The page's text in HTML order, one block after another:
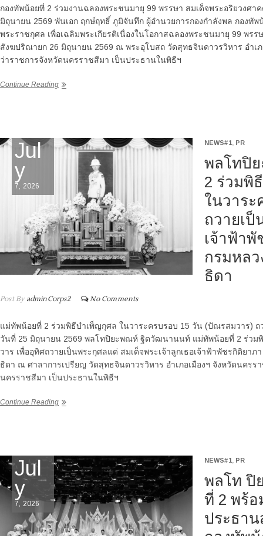
กองทัพน้อยที่ 2 ร่วมงานฉลองพระชนมายุ 99 พรรษา สมเด็จพระอริยวง
มิถุนายน 2569 พันเอก ฤกษ์ฤทธิ์ ภูมิจันทึก ผู้อำนวยการกองกำลังพล กอง
พระราชกุศล เพื่อเฉลิมพระเกียรติเนื่องในโอกาสฉลองพระชนมายุ 99 พ
สังฆปริณายก 26 มิถุนายน 2569 ณ พระอุโบสถ วัดสุทธจินดาวรวิหาร อำ
ว่าราชการจังหวัดนครราชสีมา เป็นประธานในพิธีฯ
Continue Reading
Jul
y
7, 2026
NEWS#1 PR
พลโทปิ
2 ร่วมพิ
ในวาร
ถวายเป็
เจ้าฟ้าพั
กรมหล
ธิดา
Post ByadminCorps2 No Comments
แม่ทัพน้อยที่ 2 ร่วมพิธีบำเพ็ญกุศล ในวาระครบรอบ 15 วัน (ปัณรสมวาร) ถ
วันที่ 25 มิถุนายน 2569 พลโทปิยะพณห์ ฐิตวัฒนานนท์ แม่ทัพน้อยที่ 2 ร่ว
วาร เพื่ออุทิศถวายเป็นพระกุศลแด่ สมเด็จพระเจ้าลูกเธอเจ้าฟ้าพัชรกิติย
ธิดา ณ ศาลาการเปรียญ วัดสุทธจินดาวรวิหาร อำเภอเมืองฯ จังหวัดนคร
นครราชสีมา เป็นประธานในพิธีฯ
Continue Reading
Jul
y
7, 2026
NEWS#1 PR
พลโท ปิ
ที่ 2 พร้
ประธา